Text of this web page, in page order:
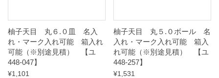
u
a
n
t
柚子天目 丸６.０皿 名入
れ・マーク入れ可能 箱入れ
可能（※別途見積） 【ユ
448-047】
¥1,101
柚子天目 丸５.０ボール 名
入れ・マーク入れ可能 箱入
れ可能（※別途見積） 【ユ
448-257】
¥1,531